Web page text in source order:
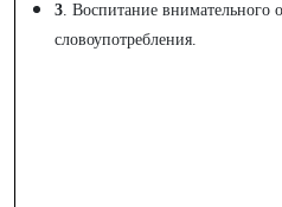
3. Воспитание внимательного
словоупотребления.